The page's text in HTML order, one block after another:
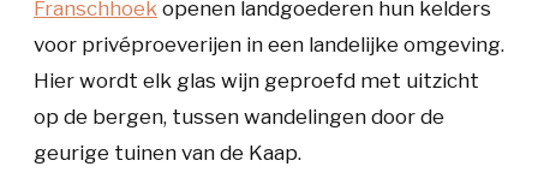
Franschhoek openen landgoederen hun kelders
voor privéproeverijen in een landelijke omgeving.
Hier wordt elk glas wijn geproefd met uitzicht
op de bergen, tussen wandelingen door de
geurige tuinen van de Kaap.